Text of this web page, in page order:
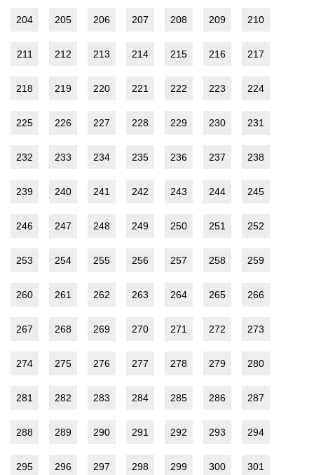
204 205 206 207 208 209 210
211 212 213 214 215 216 217
218 219 220 221 222 223 224
225 226 227 228 229 230 231
232 233 234 235 236 237 238
239 240 241 242 243 244 245
246 247 248 249 250 251 252
253 254 255 256 257 258 259
260 261 262 263 264 265 266
267 268 269 270 271 272 273
274 275 276 277 278 279 280
281 282 283 284 285 286 287
288 289 290 291 292 293 294
295 296 297 298 299 300 301